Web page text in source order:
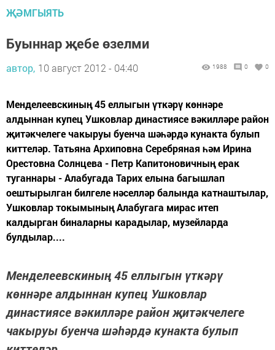
ҖӘМГЫЯТЬ
Буыннар җебе өзелми
автор, 10 август 2012 - 04:40 1988 0 0
Менделеевскиның 45 еллыгын үткәрү көннәре
алдыннан купец Ушковлар династиясе вәкилләре район
җитәкчелеге чакыруы буенча шәһәрдә кунакта булып
киттеләр. Татьяна Архиповна Серебряная һәм Ирина
Орестовна Солнцева - Петр Капитоновичның ерак
туганнары - Алабугада Тарих елына багышлап
оештырылган билгеле нәселләр балында катнаштылар,
Ушковлар токымының Алабугага мирас итеп
калдырган биналарны карадылар, музейларда
булдылар....
Менделеевскиның 45 еллыгын үткәрү
көннәре алдыннан купец Ушковлар
династиясе вәкилләре район җитәкчелеге
чакыруы буенча шәһәрдә кунакта булып